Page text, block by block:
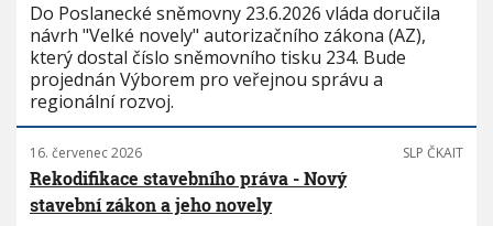
Do Poslanecké sněmovny 23.6.2026 vláda doručila
návrh "Velké novely" autorizačního zákona (AZ),
který dostal číslo sněmovního tisku 234. Bude
projednán Výborem pro veřejnou správu a
regionální rozvoj.
16. červenec 2026 SLP ČKAIT
Rekodifikace stavebního práva - Nový
stavební zákon a jeho novely